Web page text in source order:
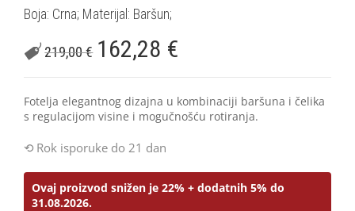
Boja: Crna; Materijal: Baršun;
219,00€ 162,28 €
Fotelja elegantnog dizajna u kombinaciji baršuna i čelika
s regulacijom visine i mogučnošću rotiranja.
Rok isporuke do 21 dan
Ovaj proizvod snižen je 22% + dodatnih 5% do
31.08.2026.